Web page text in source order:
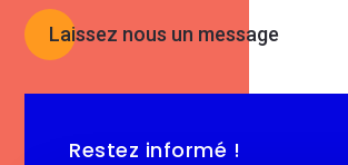
Laissez nous un message
Restez informé !